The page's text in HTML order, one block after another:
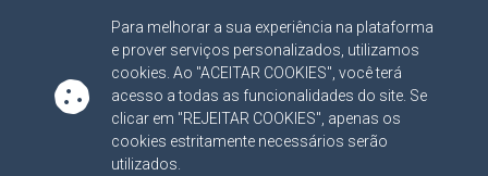
Para melhorar a sua experiência na plataforma
e prover serviços personalizados, utilizamos
cookies. Ao "ACEITAR COOKIES", você terá
acesso a todas as funcionalidades do site. Se
clicar em "REJEITAR COOKIES", apenas os
cookies estritamente necessários serão
utilizados.
Campo Grande/MS
CEP: 79031-310
SIGA NOSSAS REDES SOCIAIS
Linked InYoutube
Facebook
X